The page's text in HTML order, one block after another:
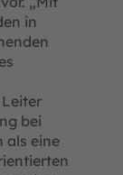
in
bei
als eine